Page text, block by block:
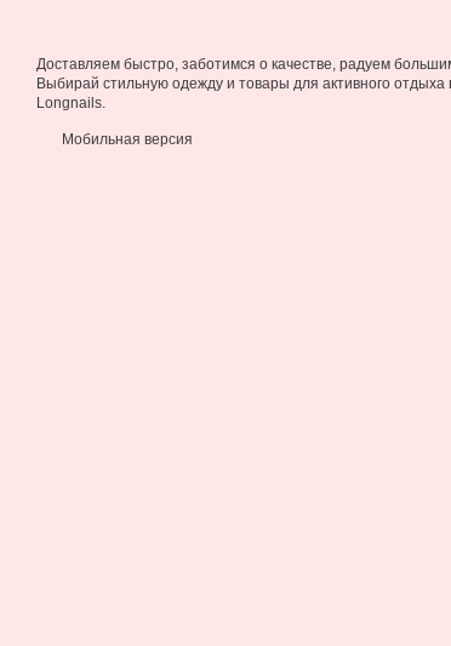
Доставляем быстро, заботимся о качестве, радуем
Выбирай стильную одежду и товары для активного отдыха
Longnails.
Мобильная версия